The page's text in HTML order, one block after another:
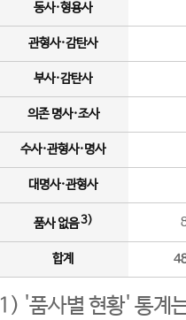
동사·형용사
관형사·감탄사
부사·감탄사
의존 명사·조사
수사·관형사·명사
대명사·관형사
품사 없음3)
합계
1) '품사별 현황' 통계